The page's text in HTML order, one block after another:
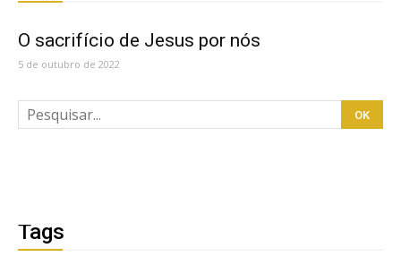
O sacrifício de Jesus por nós
5 de outubro de 2022
Tags